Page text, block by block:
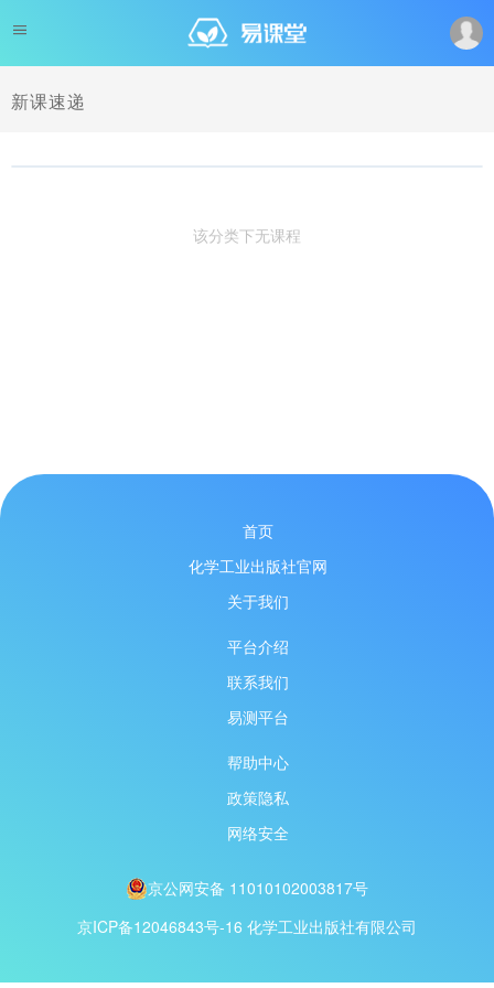
新课速递
该分类下无课程
首页
化学工业出版社官网
关于我们
平台介绍
联系我们
易测平台
帮助中心
政策隐私
网络安全
京公网安备 11010102003817号
京ICP备12046843号-16 化学工业出版社有限公司